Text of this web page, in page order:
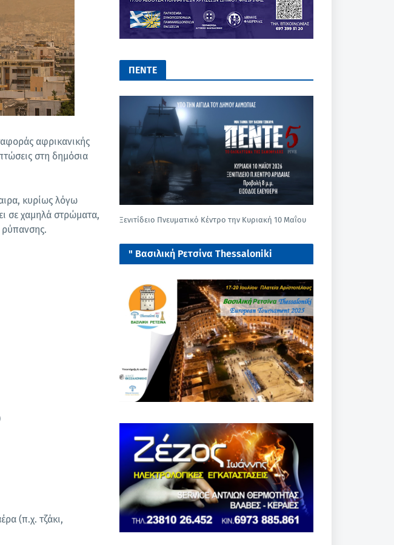
αφρικανικής
στη δημόσια
κυρίως λόγω
σε χαμηλά στρώματα,
ρύπανσης.
(π.χ. τζάκι,
ΠΕΝΤΕ
Ξενιτίδειο Πνευματικό Κέντρο την Κυριακή 10 Μαΐου
" Βασιλική Ρετσίνα Thessaloniki